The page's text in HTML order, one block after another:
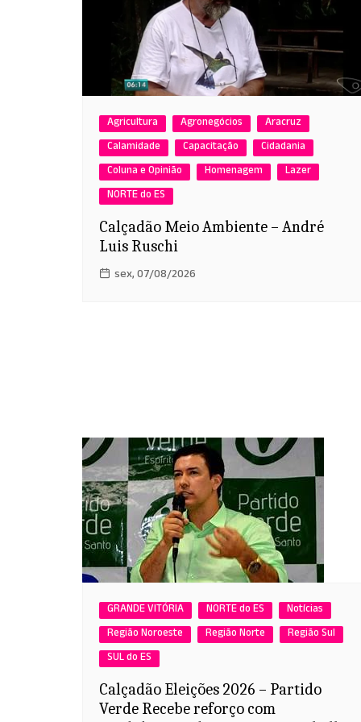
Agricultura Agronegócios
Aracruz
Calamidade
Capacitação
Cidadania
Coluna e Opinião
Homenagem
Lazer
NORTE do ES
Calçadão Meio Ambiente – André
Luis Ruschi
sex, 07/08/2026
GRANDE VITÓRIA NORTE do ES
Notícias
Região Noroeste
Região Norte
Região Sul
SUL do ES
Calçadão Eleições 2026 – Partido
Verde Recebe reforço com